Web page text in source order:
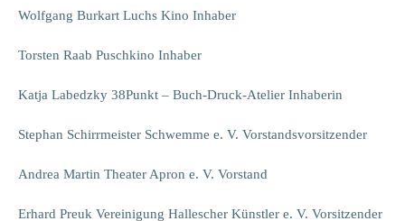
Wolfgang Burkart Luchs Kino Inhaber
Torsten Raab Puschkino Inhaber
Katja Labedzky 38Punkt – Buch-Druck-Atelier Inhaberin
Stephan Schirrmeister Schwemme e. V. Vorstandsvorsitzender
Andrea Martin Theater Apron e. V. Vorstand
Erhard Preuk Vereinigung Hallescher Künstler e. V. Vorsitzender